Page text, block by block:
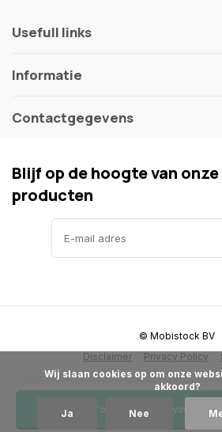
Toevoegen aan
Usefull links
Informatie
Contactgegevens
Blijf op de hoogte van
producten
Disclaimer Privacy Policy
© Mobistock BV
akkoord?
Ja Nee